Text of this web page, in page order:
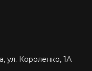
ул. Короленко, 1А